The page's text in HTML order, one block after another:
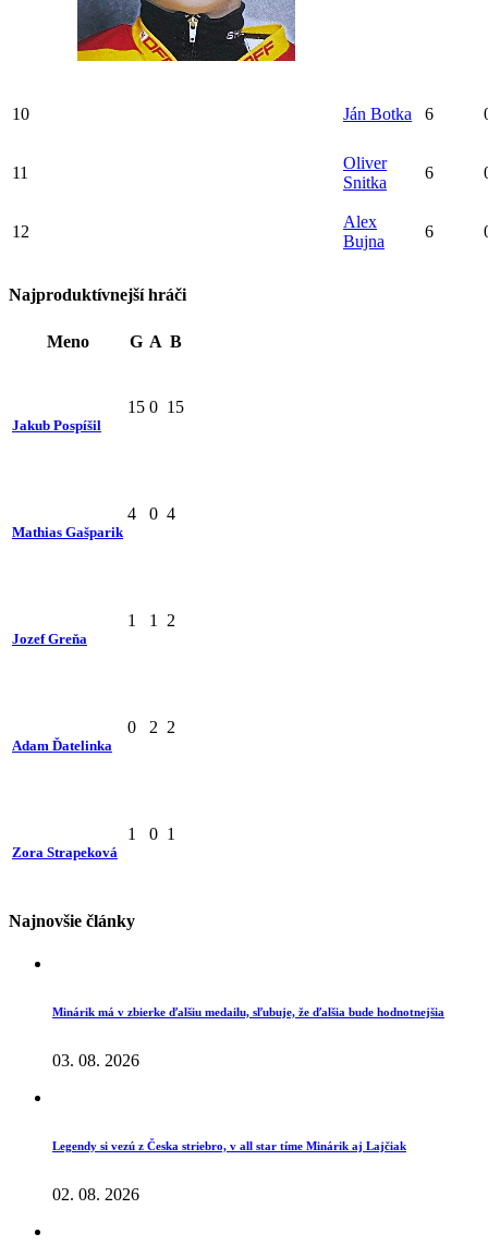
10 Ján Botka 6
11
Oliver
Snitka
6
12
Alex
Bujna
6
Najproduktívnejší hráči
Meno G A B
Jakub Pospíšil
15 0 15
Mathias Gašparik
4 0 4
Jozef Greňa
1 1 2
Adam Ďatelinka
0 2 2
Zora Strapeková
1 0 1
Najnovšie články
Minárik má v zbierke ďalšiu medailu, sľubuje, že ďalšia bude hodnotnejšia
03. 08. 2026
Legendy si vezú z Česka striebro, v all star tíme Minárik aj Lajčiak
02. 08. 2026